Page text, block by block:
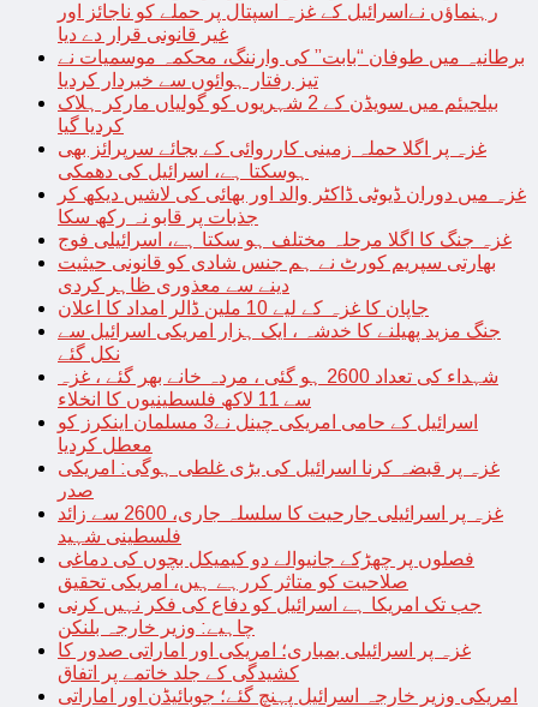
رہنماؤں نےاسرائیل کے غزہ اسپتال پر حملے کو ناجائز اور
غیر قانونی قرار دے دیا
برطانیہ میں طوفان “بابت” کی وارننگ، محکمہ موسمیات نے
تیز رفتار ہوائوں سے خبردار کردیا
بیلجیئم میں سویڈن کے 2 شہریوں کو گولیاں مارکر ہلاک
کردیا گیا
غزہ پر اگلا حملہ زمینی کارروائی کے بجائے سرپرائز بھی
ہوسکتا ہے، اسرائیل کی دھمکی
غزہ میں دوران ڈیوٹی ڈاکٹر والد اور بھائی کی لاشیں دیکھ کر
جذبات پر قابو نہ رکھ سکا
غزہ جنگ کا اگلا مرحلہ مختلف ہو سکتا ہے، اسرائیلی فوج
بھارتی سپریم کورٹ نے ہم جنس شادی کو قانونی حیثیت
دینے سے معذوری ظاہر کردی
جاپان کا غزہ کے لیے 10 ملین ڈالر امداد کا اعلان
جنگ مزید پھیلنے کا خدشہ ، ایک ہزار امریکی اسرائیل سے
نکل گئے
شہداء کی تعداد 2600 ہو گئی ، مردہ خانے بھر گئے ، غزہ
سے 11 لاکھ فلسطینیوں کا انخلاء
اسرائیل کے حامی امریکی چینل نے3 مسلمان اینکرز کو
معطل کردیا
غزہ پر قبضہ کرنا اسرائیل کی بڑی غلطی ہوگی: امریکی
صدر
غزہ پر اسرائیلی جارحیت کا سلسلہ جاری، 2600 سے زائد
فلسطینی شہید
فصلوں پر چھڑکے جانیوالے دو کیمیکل بچوں کی دماغی
صلاحیت کو متاثر کررہے ہیں، امریکی تحقیق
جب تک امریکا ہے اسرائیل کو دفاع کی فکر نہیں کرنی
چاہیے: وزیر خارجہ بلنکن
غزہ پر اسرائیلی بمباری؛ امریکی اور اماراتی صدور کا
کشیدگی کے جلد خاتمے پر اتفاق
امریکی وزیر خارجہ اسرائیل پہنچ گئے؛ جوبائیڈن اور اماراتی